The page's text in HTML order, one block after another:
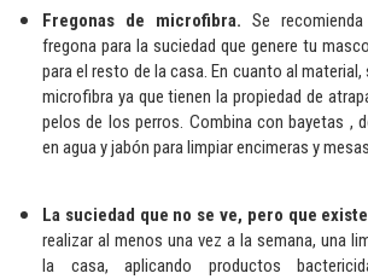
Fregonas de microfibra. Se
fregona para la suciedad que genere tu
para el resto de la casa. En cuanto al
microfibra ya que tienen la propiedad de
pelos de los perros. Combina con bayetas ,
en agua y jabón para limpiar encimeras y
La suciedad que no se ve, pero que
realizar al menos una vez a la semana, una
la casa, aplicando productos